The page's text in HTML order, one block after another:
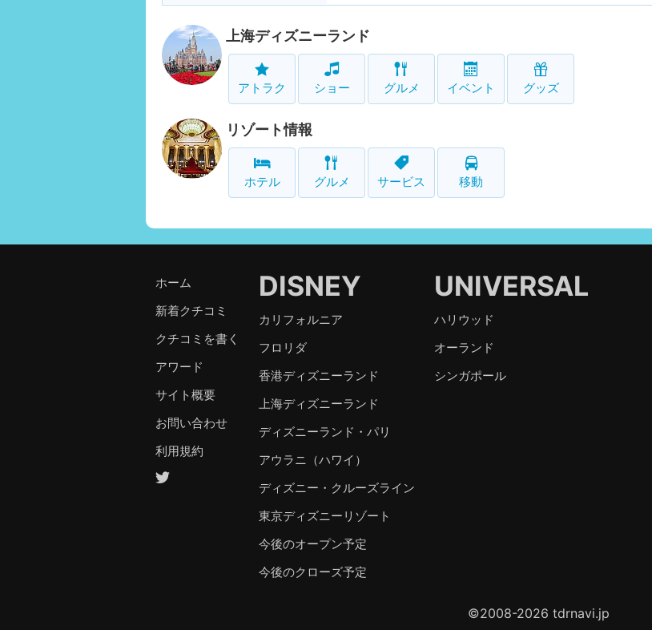
上海ディズニーランド
アトラク ショー グルメ イベント グッズ
リゾート情報
ホテル グルメ サービス 移動
ホーム
新着クチコミ
クチコミを書く
アワード
サイト概要
お問い合わせ
利用規約
DISNEY
カリフォルニア
フロリダ
香港ディズニーランド
上海ディズニーランド
ディズニーランド・パリ
アウラニ（ハワイ）
ディズニー・クルーズライン
東京ディズニーリゾート
今後のオープン予定
今後のクローズ予定
UNIVERSAL
ハリウッド
オーランド
シンガポール
©2008-2026 tdrnavi.jp